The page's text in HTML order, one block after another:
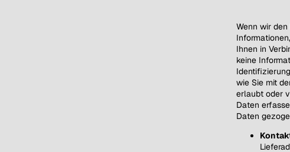
Wenn wir
Ihnen in
keine
wie Sie mit
erlaubt oder
Daten
Daten